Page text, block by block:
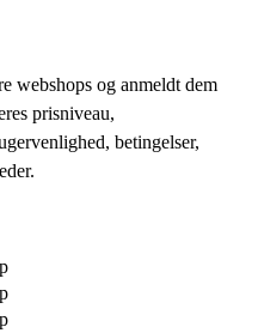
webshops og anmeldt dem
prisniveau,
betingelser,